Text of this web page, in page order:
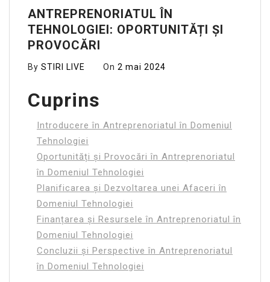
ANTREPRENORIATUL ÎN
TEHNOLOGIEI: OPORTUNITĂȚI ȘI
PROVOCĂRI
By STIRI LIVE On 2 mai 2024
Cuprins
Introducere în Antreprenoriatul în Domeniul
Tehnologiei
Oportunități și Provocări în Antreprenoriatul
în Domeniul Tehnologiei
Planificarea și Dezvoltarea unei Afaceri în
Domeniul Tehnologiei
Finanțarea și Resursele în Antreprenoriatul în
Domeniul Tehnologiei
Concluzii și Perspective în Antreprenoriatul
în Domeniul Tehnologiei